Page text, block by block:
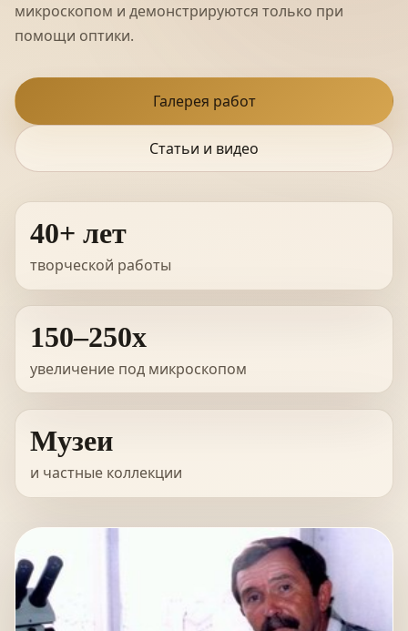
микроскопом и демонстрируются только при
помощи оптики.
Галерея работ
Статьи и видео
40+ лет
творческой работы
150–250x
увеличение под микроскопом
Музеи
и частные коллекции